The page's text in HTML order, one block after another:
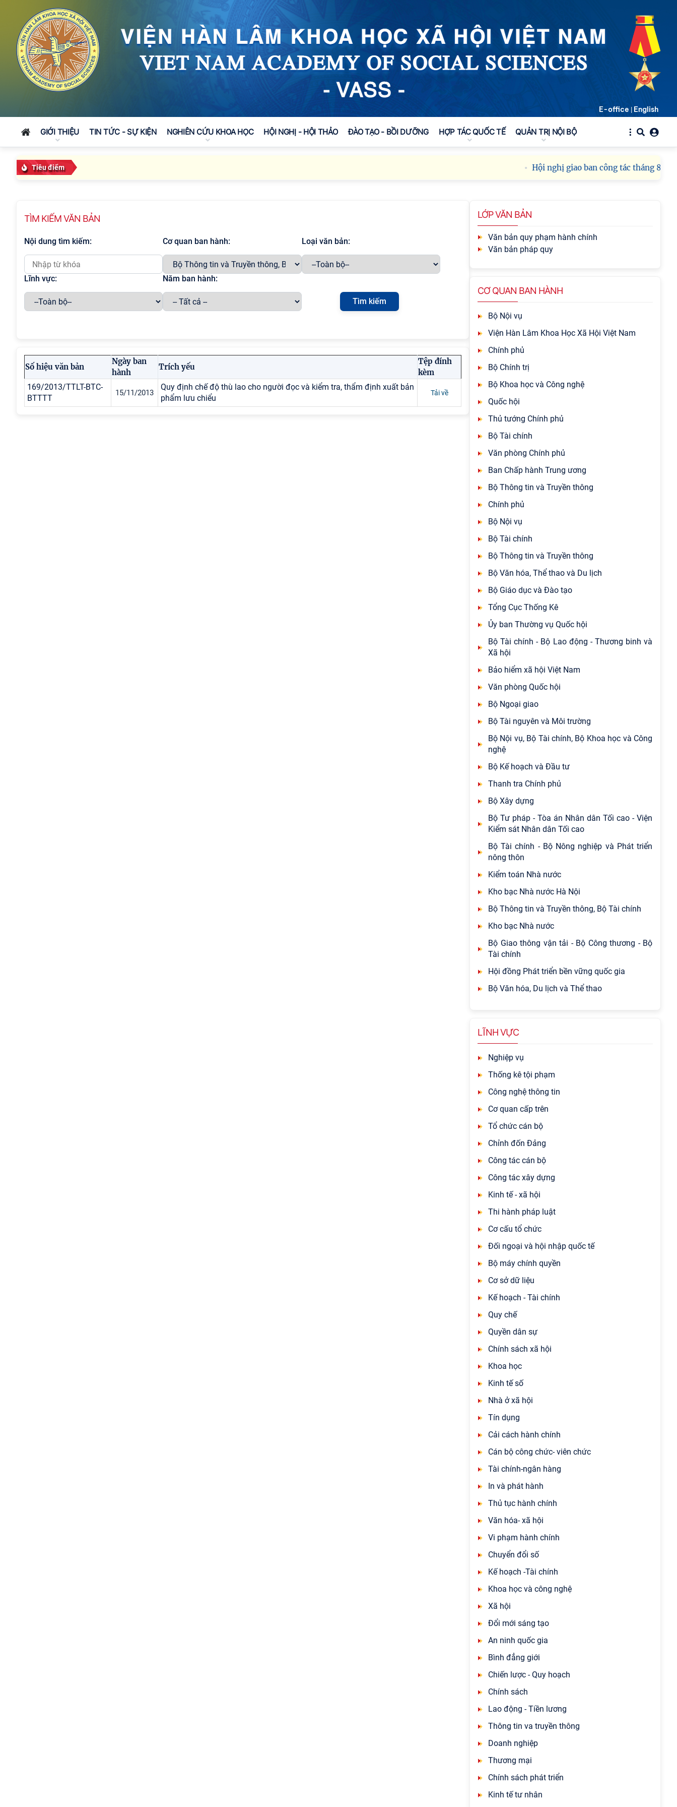
E-office | English
GIỚI THIỆU TIN TỨC - SỰ KIỆN NGHIÊN CỨU KHOA HỌC HỘI NGHỊ - HỘI THẢO ĐÀO TẠO - BỒI DƯỠNG HỢP TÁC QUỐC TẾ QUẢN TRỊ NỘI BỘ
Tiêu điểm Hội nghị giao ban công tác tháng 8 năm
TÌM KIẾM VĂN BẢN
Nội dung tìm kiếm: Cơ quan ban hành: Loại văn bản:
Lĩnh vực: Năm ban hành:
Số hiệu văn bản
Ngày ban
hành
Trích yếu
Tệp đính
kèm
169/2013/TTLT-BTC-
BTTTT
15/11/2013
Quy định chế độ thù lao cho người đọc và kiểm tra, thẩm định xuất bản
phẩm lưu chiểu
Tải về
LỚP VĂN BẢN
Văn bản quy phạm hành chính
Văn bản pháp quy
CƠ QUAN BAN HÀNH
Bộ Nội vụ
Viện Hàn Lâm Khoa Học Xã Hội Việt Nam
Chính phủ
Bộ Chính trị
Bộ Khoa học và Công nghệ
Quốc hội
Thủ tướng Chính phủ
Bộ Tài chính
Văn phòng Chính phủ
Ban Chấp hành Trung ương
Bộ Thông tin và Truyền thông
Chính phủ
Bộ Nội vụ
Bộ Tài chính
Bộ Thông tin và Truyền thông
Bộ Văn hóa, Thể thao và Du lịch
Bộ Giáo dục và Đào tạo
Tổng Cục Thống Kê
Ủy ban Thường vụ Quốc hội
Bộ Tài chính - Bộ Lao động - Thương binh và
Xã hội
Bảo hiểm xã hội Việt Nam
Văn phòng Quốc hội
Bộ Ngoại giao
Bộ Tài nguyên và Môi trường
Bộ Nội vụ, Bộ Tài chính, Bộ Khoa học và Công
nghệ
Bộ Kế hoạch và Đầu tư
Thanh tra Chính phủ
Bộ Xây dựng
Bộ Tư pháp - Tòa án Nhân dân Tối cao - Viện
Kiểm sát Nhân dân Tối cao
Bộ Tài chính - Bộ Nông nghiệp và Phát triển
nông thôn
Kiểm toán Nhà nước
Kho bạc Nhà nước Hà Nội
Bộ Thông tin và Truyền thông, Bộ Tài chính
Kho bạc Nhà nước
Bộ Giao thông vận tải - Bộ Công thương - Bộ
Tài chính
Hội đồng Phát triển bền vững quốc gia
Bộ Văn hóa, Du lịch và Thể thao
LĨNH VỰC
Nghiệp vụ
Thống kê tội phạm
Công nghệ thông tin
Cơ quan cấp trên
Tổ chức cán bộ
Chỉnh đốn Đảng
Công tác cán bộ
Công tác xây dựng
Kinh tế - xã hội
Thi hành pháp luật
Cơ cấu tổ chức
Đối ngoại và hội nhập quốc tế
Bộ máy chính quyền
Cơ sở dữ liệu
Kế hoạch - Tài chính
Quy chế
Quyền dân sự
Chính sách xã hội
Khoa học
Kinh tế số
Nhà ở xã hội
Tín dụng
Cải cách hành chính
Cán bộ công chức- viên chức
Tài chính-ngân hàng
In và phát hành
Thủ tục hành chính
Văn hóa- xã hội
Vi phạm hành chính
Chuyển đổi số
Kế hoạch -Tài chính
Khoa học và công nghệ
Xã hội
Đổi mới sáng tạo
An ninh quốc gia
Bình đẳng giới
Chiến lược - Quy hoạch
Chính sách
Lao động - Tiền lương
Thông tin va truyền thông
Doanh nghiệp
Thương mại
Chính sách phát triển
Kinh tế tư nhân